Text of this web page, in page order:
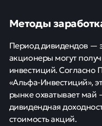
Методы
Период дивидендов —
акционеры могут
инвестиций. Согласно
«Альфа-Инвестиций»,
рынке охватывает
дивидендная
стоимость акций.